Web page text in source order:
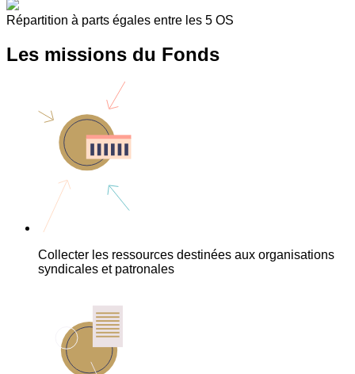
Répartition à parts égales entre les 5 OS
Les missions du Fonds
Collecter les ressources destinées aux organisations
syndicales et patronales